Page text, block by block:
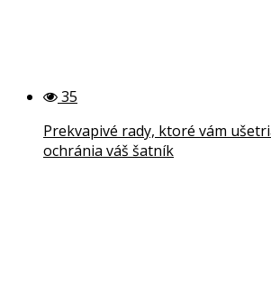
35
Prekvapivé rady, ktoré vám
ochránia váš šatník